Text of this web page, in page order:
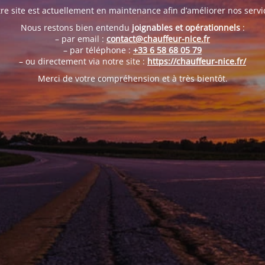
site est actuellement en maintenance afin d’améliorer nos
Nous restons bien entendu joignables et opérationnels:
– par email : contact@chauffeur-nice.fr
– par téléphone : +33 6 58 68 05 79
– ou directement via notre site : https://chauffeur-nice.fr/
Merci de votre compréhension et à très bientôt.